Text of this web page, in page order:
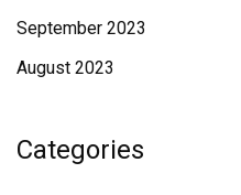
September 2023
August 2023
Categories